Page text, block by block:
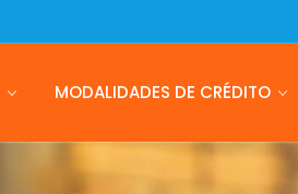
MODALIDADES DE CRÉDITO